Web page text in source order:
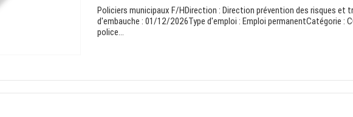
Policiers municipaux F/HDirection : Direction prévention des risques et
d'embauche : 01/12/2026Type d'emploi : Emploi permanentCatégorie :
police...